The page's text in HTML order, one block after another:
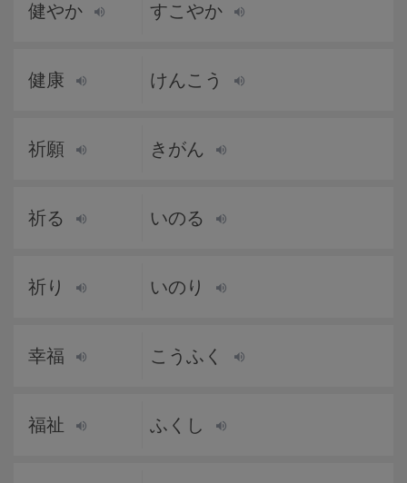
健やか すこやか
健康 けんこう
祈願 きがん
祈る いのる
祈り いのり
幸福 こうふく
福祉 ふくし